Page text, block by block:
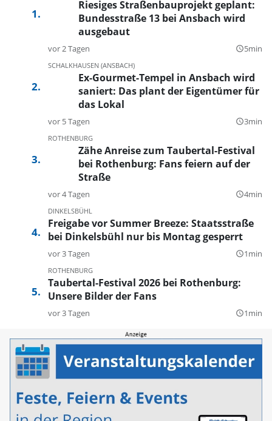
Riesiges Straßenbauprojekt geplant:
Bundesstraße 13 bei Ansbach wird
ausgebaut
vor 2 Tagen query_builder5min
SCHALKHAUSEN (ANSBACH)
Ex-Gourmet-Tempel in Ansbach wird
saniert: Das plant der Eigentümer für
das Lokal
vor 5 Tagen query_builder3min
ROTHENBURG
Zähe Anreise zum Taubertal-Festival
bei Rothenburg: Fans feiern auf der
Straße
vor 4 Tagen query_builder4min
DINKELSBÜHL
Freigabe vor Summer Breeze: Staatsstraße
bei Dinkelsbühl nur bis Montag gesperrt
vor 3 Tagen query_builder1min
ROTHENBURG
Taubertal-Festival 2026 bei Rothenburg:
Unsere Bilder der Fans
vor 3 Tagen query_builder1min